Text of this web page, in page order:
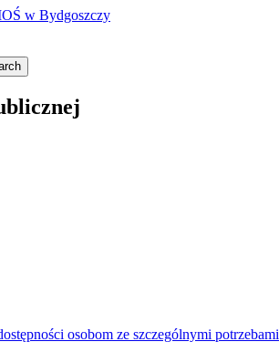
osobom ze szczególnymi potrzebami